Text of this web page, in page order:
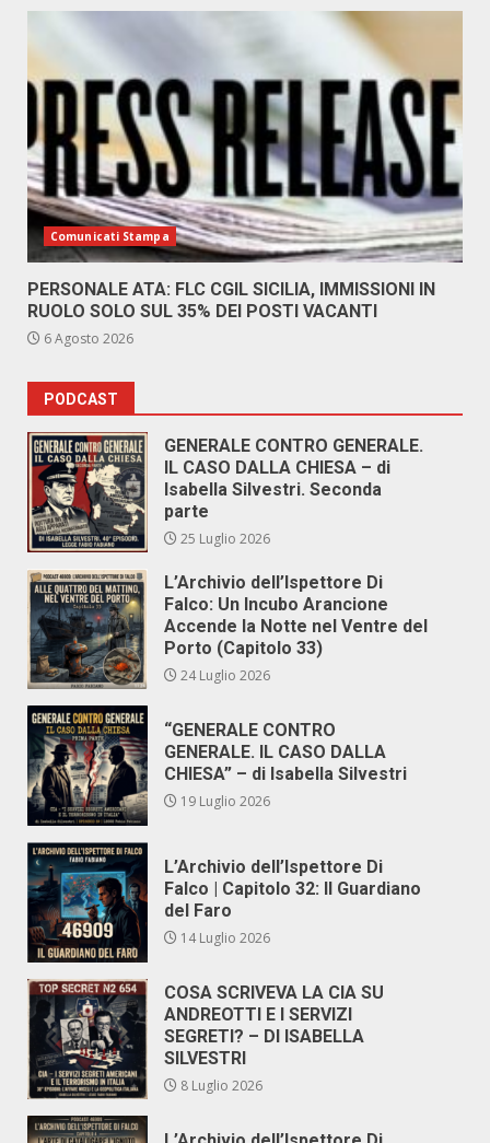
Comunicati Stampa
PERSONALE ATA: FLC CGIL SICILIA, IMMISSIONI IN
RUOLO SOLO SUL 35% DEI POSTI VACANTI
6 Agosto 2026
PODCAST
GENERALE CONTRO GENERALE.
IL CASO DALLA CHIESA – di
Isabella Silvestri. Seconda
parte
25 Luglio 2026
L’Archivio dell’Ispettore Di
Falco: Un Incubo Arancione
Accende la Notte nel Ventre del
Porto (Capitolo 33)
24 Luglio 2026
“GENERALE CONTRO
GENERALE. IL CASO DALLA
CHIESA” – di Isabella Silvestri
19 Luglio 2026
L’Archivio dell’Ispettore Di
Falco | Capitolo 32: Il Guardiano
del Faro
14 Luglio 2026
COSA SCRIVEVA LA CIA SU
ANDREOTTI E I SERVIZI
SEGRETI? – DI ISABELLA
SILVESTRI
8 Luglio 2026